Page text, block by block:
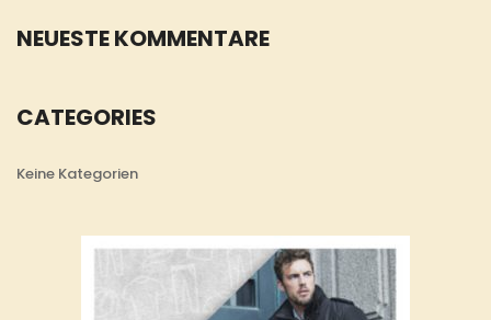
NEUESTE KOMMENTARE
CATEGORIES
Keine Kategorien